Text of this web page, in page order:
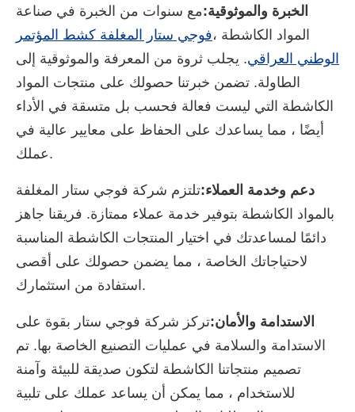
الخبرة والموثوقية:مع سنوات من الخبرة في صناعة
المواد الكاشطة ،فوجي ستار المغلفة كشط المؤتمر
الوطني العراقي. يجلب ثروة من المعرفة والموثوقية إلى
الطاولة. تضمن خبرتنا حصولك على منتجات المواد
الكاشطة التي ليست فعالة فحسب بل متسقة في الأداء
أيضًا ، مما يساعدك على الحفاظ على معايير عالية في
عملك.
دعم وخدمة العملاء:تلتزم شركة فوجي ستار المغلفة
بالمواد الكاشطة بتوفير خدمة عملاء ممتازة. فريقنا جاهز
دائمًا لمساعدتك في اختيار المنتجات الكاشطة المناسبة
لاحتياجاتك الخاصة ، مما يضمن حصولك على أقصى
استفادة من استثمارك.
الاستدامة والأمان:تركز شركة فوجي ستار بقوة على
الاستدامة والسلامة في عمليات التصنيع الخاصة بها. تم
تصميم منتجاتنا الكاشطة لتكون صديقة للبيئة وآمنة
للاستخدام ، مما يمكن أن يساعد عملك على تلبية